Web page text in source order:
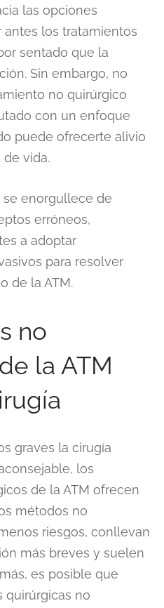
las opciones
antes los tratamientos
sentado que la
Sin embargo, no
no quirúrgico
con un enfoque
puede ofrecerte alivio
vida.
se enorgullece de
erróneos,
a adoptar
para resolver
de la ATM.
no
la ATM
graves la cirugía
los
de la ATM ofrecen
métodos no
riesgos, conllevan
más breves y suelen
es posible que
quirúrgicas no